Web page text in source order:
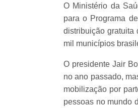
O Ministério da
para o Programa
distribuição gratuita
mil municípios
O presidente Jair
no ano passado,
mobilização por
pessoas no mundo